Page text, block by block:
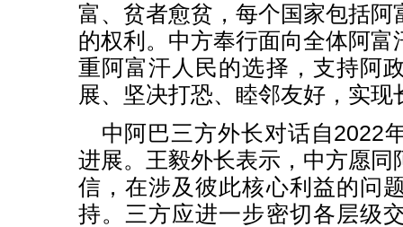
富、贫者愈贫，每个国家包括阿
的权利。中方奉行面向全体阿富
重阿富汗人民的选择，支持阿
展、坚决打恐、睦邻友好，实现
中阿巴三方外长对话自2022
进展。王毅外长表示，中方愿同
信，在涉及彼此核心利益的问
持。三方应进一步密切各层级